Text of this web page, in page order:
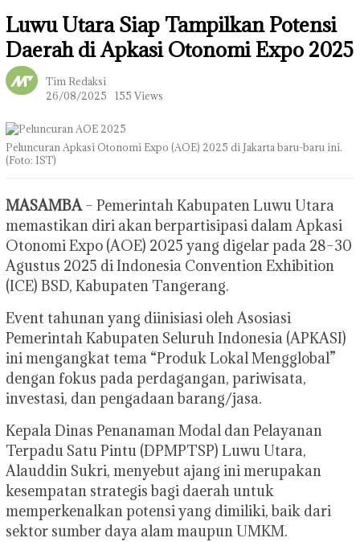
Luwu Utara Siap Tampilkan Potensi
Daerah di Apkasi Otonomi Expo 2025
Tim Redaksi
26/08/2025
155 Views
Peluncuran Apkasi Otonomi Expo (AOE) 2025 di Jakarta baru-baru ini.
(Foto: IST)
MASAMBA– Pemerintah Kabupaten Luwu Utara
memastikan diri akan berpartisipasi dalam Apkasi
Otonomi Expo (AOE) 2025 yang digelar pada 28–30
Agustus 2025 di Indonesia Convention Exhibition
(ICE) BSD, Kabupaten Tangerang.
Event tahunan yang diinisiasi oleh Asosiasi
Pemerintah Kabupaten Seluruh Indonesia (APKASI)
ini mengangkat tema “Produk Lokal Mengglobal”
dengan fokus pada perdagangan, pariwisata,
investasi, dan pengadaan barang/jasa.
Kepala Dinas Penanaman Modal dan Pelayanan
Terpadu Satu Pintu (DPMPTSP) Luwu Utara,
Alauddin Sukri, menyebut ajang ini merupakan
kesempatan strategis bagi daerah untuk
memperkenalkan potensi yang dimiliki, baik dari
sektor sumber daya alam maupun UMKM.